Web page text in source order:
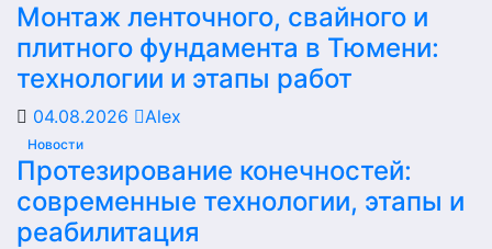
Монтаж ленточного, свайного и
плитного фундамента в Тюмени:
технологии и этапы работ
04.08.2026 Alex
Новости
Протезирование конечностей:
современные технологии, этапы и
реабилитация